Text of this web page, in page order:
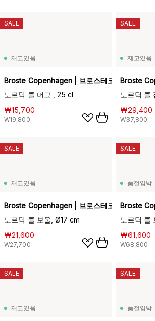
재고있음
Broste Copenhagen | 브로스테코펜하겐
노르딕 콜 머그 , 25 cl
₩15,700
₩19,800
SALE
재고있음
Broste
노르딕 콜
₩29,400
₩37,800
SALE
재고있음
Broste Copenhagen | 브로스테코펜하겐
노르딕 콜 보울, Ø17 cm
₩21,600
₩27,700
SALE
품절임박
Broste
노르딕 콜
₩61,600
₩68,800
SALE
재고있음
SALE
품절임박
SALE